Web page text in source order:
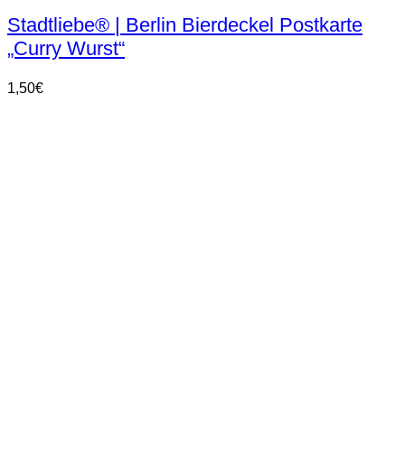
Stadtliebe® | Berlin Bierdeckel Postkarte
„Curry Wurst“
1,50€